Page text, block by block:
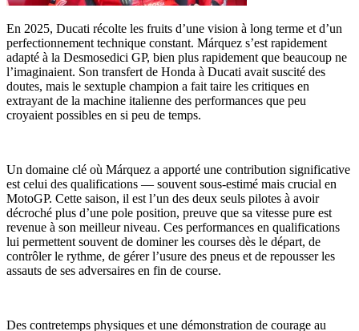
En 2025, Ducati récolte les fruits d’une vision à long terme et d’un
perfectionnement technique constant. Márquez s’est rapidement
adapté à la Desmosedici GP, bien plus rapidement que beaucoup ne
l’imaginaient. Son transfert de Honda à Ducati avait suscité des
doutes, mais le sextuple champion a fait taire les critiques en
extrayant de la machine italienne des performances que peu
croyaient possibles en si peu de temps.
Un domaine clé où Márquez a apporté une contribution significative
est celui des qualifications — souvent sous-estimé mais crucial en
MotoGP. Cette saison, il est l’un des deux seuls pilotes à avoir
décroché plus d’une pole position, preuve que sa vitesse pure est
revenue à son meilleur niveau. Ces performances en qualifications
lui permettent souvent de dominer les courses dès le départ, de
contrôler le rythme, de gérer l’usure des pneus et de repousser les
assauts de ses adversaires en fin de course.
Des contretemps physiques et une démonstration de courage au